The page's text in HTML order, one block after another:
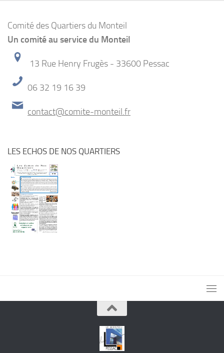
Comité des Quartiers du Monteil
Un comité au service du Monteil
13 Rue Henry Frugès - 33600 Pessac
06 32 19 16 39
contact@comite-monteil.fr
LES ECHOS DE NOS QUARTIERS